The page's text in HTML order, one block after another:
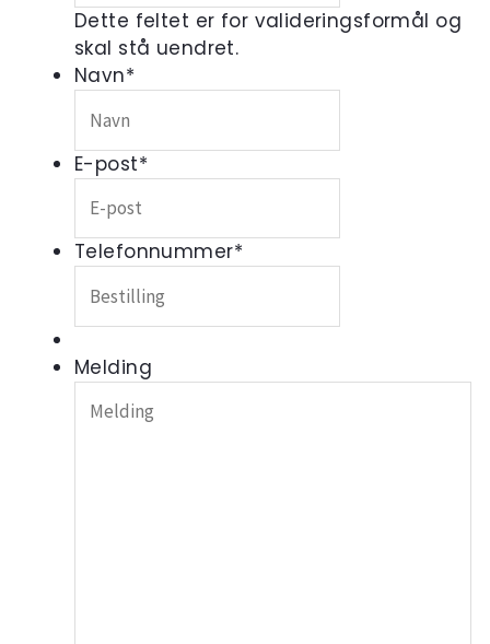
Dette feltet er for valideringsformål og
skal stå uendret.
Navn*
E-post*
Telefonnummer*
Melding